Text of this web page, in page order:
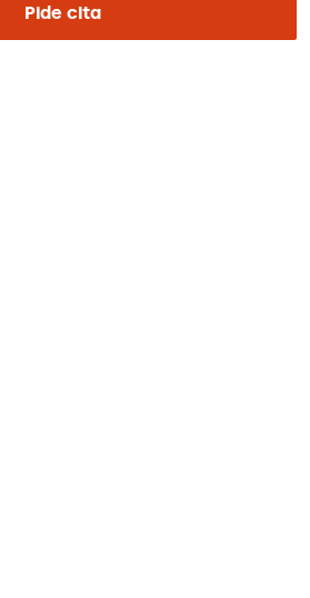
Pide cita